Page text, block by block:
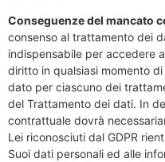
Conseguenze del mancato
consenso al trattamento dei
indispensabile per accedere
diritto in qualsiasi momento
dato per ciascuno dei
del Trattamento dei dati. In
contrattuale dovrà
Lei riconosciuti dal GDPR
Suoi dati personali ed alle